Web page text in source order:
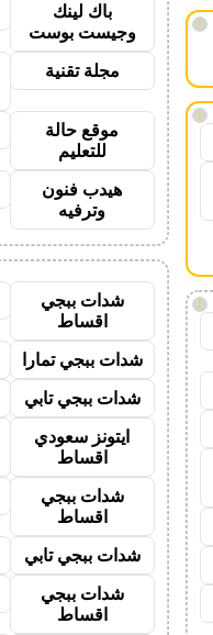
!
!
!
باك لينك
وجيست بوست
مجلة تقنية
موقع حالة
للتعليم
هيدب فنون
وترفيه
شدات ببجي
اقساط
شدات ببجي تمارا
شدات ببجي تابي
ايتونز سعودي
اقساط
شدات ببجي
اقساط
شدات ببجي تابي
شدات ببجي
اقساط